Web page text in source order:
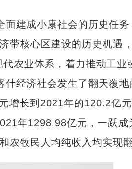
建成小康社会的历史任务
带核心区建设的历史机遇
农业体系，着力推动工业
经济社会发生了翻天覆地
长到2021年的120.2亿元
年1298.98亿元，一跃成
农牧民人均纯收入均实现翻